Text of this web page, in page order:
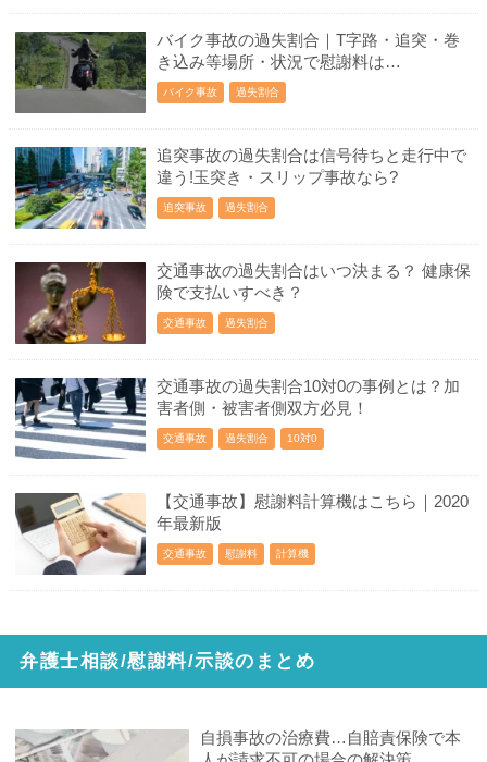
バイク事故の過失割合｜T字路・追突・巻
き込み等場所・状況で慰謝料は…
バイク事故 過失割合
追突事故の過失割合は信号待ちと走行中で
違う!玉突き・スリップ事故なら?
追突事故 過失割合
交通事故の過失割合はいつ決まる？ 健康保
険で支払いすべき？
交通事故 過失割合
交通事故の過失割合10対0の事例とは？加
害者側・被害者側双方必見！
交通事故 過失割合 10対0
【交通事故】慰謝料計算機はこちら｜2020
年最新版
交通事故 慰謝料 計算機
弁護士相談/慰謝料/示談のまとめ
自損事故の治療費…自賠責保険で本